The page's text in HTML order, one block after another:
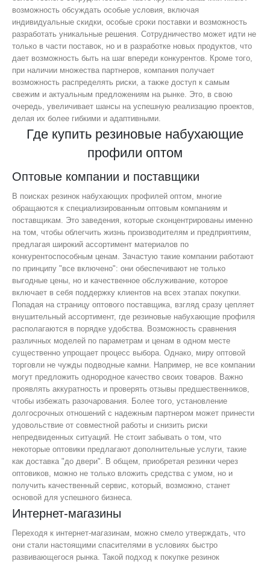
возможность обсуждать особые условия, включая
индивидуальные скидки, особые сроки поставки и возможность
разработать уникальные решения. Сотрудничество может идти не
только в части поставок, но и в разработке новых продуктов, что
дает возможность быть на шаг впереди конкурентов. Кроме того,
при наличии множества партнеров, компания получает
возможность распределять риски, а также доступ к самым
свежим и актуальным предложениям на рынке. Это, в свою
очередь, увеличивает шансы на успешную реализацию проектов,
делая их более гибкими и адаптивными.
Где купить резиновые набухающие
профили оптом
Оптовые компании и поставщики
В поисках резинок набухающих профилей оптом, многие
обращаются к специализированным оптовым компаниям и
поставщикам. Это заведения, которые сконцентрированы именно
на том, чтобы облегчить жизнь производителям и предприятиям,
предлагая широкий ассортимент материалов по
конкурентоспособным ценам. Зачастую такие компании работают
по принципу "все включено": они обеспечивают не только
выгодные цены, но и качественное обслуживание, которое
включает в себя поддержку клиентов на всех этапах покупки.
Попадая на страницу оптового поставщика, взгляд сразу цепляет
внушительный ассортимент, где резиновые набухающие профиля
располагаются в порядке удобства. Возможность сравнения
различных моделей по параметрам и ценам в одном месте
существенно упрощает процесс выбора. Однако, миру оптовой
торговли не чужды подводные камни. Например, не все компании
могут предложить однородное качество своих товаров. Важно
проявлять аккуратность и проверять отзывы предшественников,
чтобы избежать разочарования. Более того, установление
долгосрочных отношений с надежным партнером может принести
удовольствие от совместной работы и снизить риски
непредвиденных ситуаций. Не стоит забывать о том, что
некоторые оптовики предлагают дополнительные услуги, такие
как доставка "до двери". В общем, приобретая резинки через
оптовиков, можно не только вложить средства с умом, но и
получить качественный сервис, который, возможно, станет
основой для успешного бизнеса.
Интернет-магазины
Переходя к интернет-магазинам, можно смело утверждать, что
они стали настоящими спасителями в условиях быстро
развивающегося рынка. Такой подход к покупке резинок